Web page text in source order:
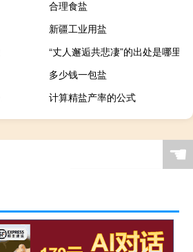
合理食盐
新疆工业用盐
“丈人邂逅共悲凄”的出处是哪里
多少钱一包盐
计算精盐产率的公式
☚